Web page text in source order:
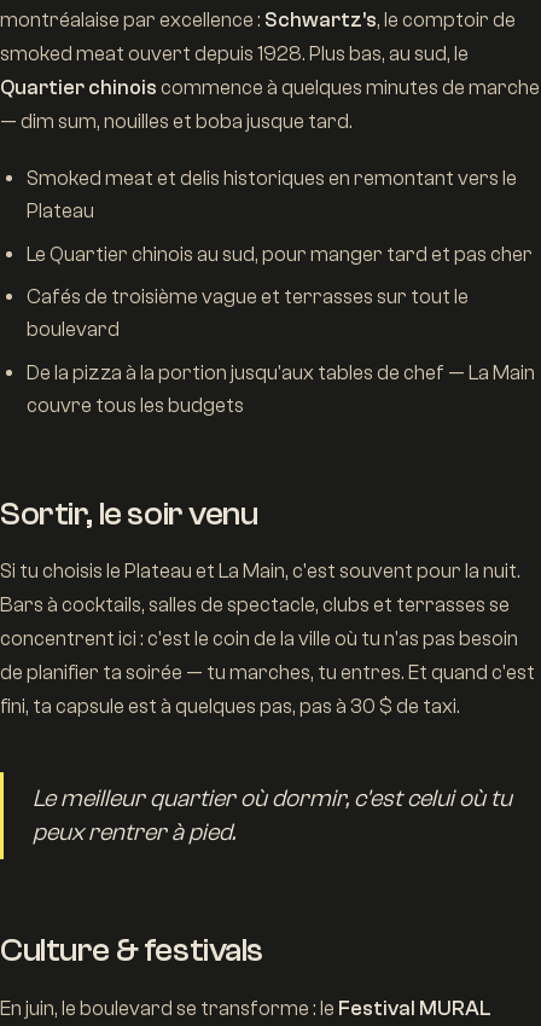
montréalaise par excellence : Schwartz's, le comptoir de
smoked meat ouvert depuis 1928. Plus bas, au sud, le
Quartier chinois commence à quelques minutes de marche
— dim sum, nouilles et boba jusque tard.
Smoked meat et delis historiques en remontant vers le
Plateau
Le Quartier chinois au sud, pour manger tard et pas cher
Cafés de troisième vague et terrasses sur tout le
boulevard
De la pizza à la portion jusqu'aux tables de chef — La Main
couvre tous les budgets
Sortir, le soir venu
Si tu choisis le Plateau et La Main, c'est souvent pour la nuit.
Bars à cocktails, salles de spectacle, clubs et terrasses se
concentrent ici : c'est le coin de la ville où tu n'as pas besoin
de planifier ta soirée — tu marches, tu entres. Et quand c'est
fini, ta capsule est à quelques pas, pas à 30 $ de taxi.
Le meilleur quartier où dormir, c'est celui où tu
peux rentrer à pied.
Culture & festivals
En juin, le boulevard se transforme : le Festival MURAL